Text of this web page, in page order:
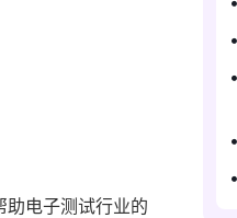
助电子测试行业的